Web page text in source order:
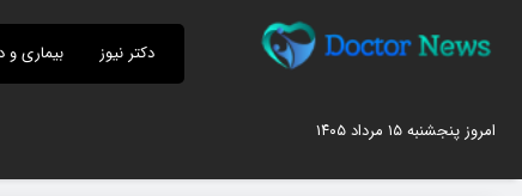
دکتر نیوز بیماری و
امروز پنجشنبه ۱۵ مرداد ۱۴۰۵